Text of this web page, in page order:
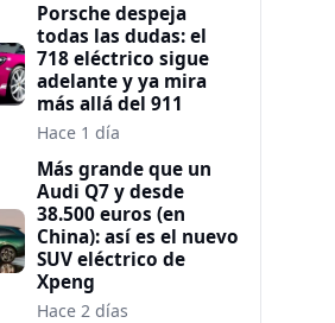
Porsche despeja
todas las dudas: el
718 eléctrico sigue
adelante y ya mira
más allá del 911
Hace 1 día
Más grande que un
Audi Q7 y desde
38.500 euros (en
China): así es el nuevo
SUV eléctrico de
Xpeng
Hace 2 días